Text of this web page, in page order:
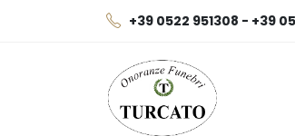
+39 0522 951308 - +39